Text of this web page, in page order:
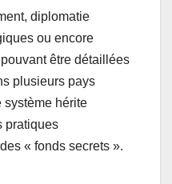
diplomatie
ou encore
être détaillées
plusieurs pays
système hérite
pratiques
« fonds secrets ».